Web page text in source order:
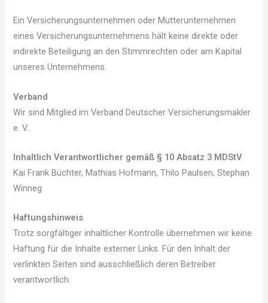
Ein Versicherungsunternehmen oder Mutterunternehmen
eines Versicherungsunternehmens hält keine direkte oder
indirekte Beteiligung an den Stimmrechten oder am Kapital
unseres Unternehmens.
Verband
Wir sind Mitglied im Verband Deutscher Versicherungsmakler
e. V..
Inhaltlich Verantwortlicher gemäß § 10 Absatz 3 MDStV
Kai Frank Büchter, Mathias Hofmann, Thilo Paulsen, Stephan
Winneg
Haftungshinweis
Trotz sorgfältiger inhaltlicher Kontrolle übernehmen wir keine
Haftung für die Inhalte externer Links. Für den Inhalt der
verlinkten Seiten sind ausschließlich deren Betreiber
verantwortlich.